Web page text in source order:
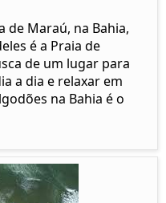
de Maraú, na Bahia,
é a Praia de
de um lugar para
a dia e relaxar em
na Bahia é o